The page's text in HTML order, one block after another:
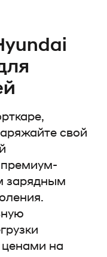
свой
зарядным
ценами на